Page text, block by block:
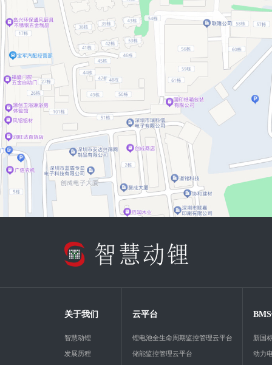
关于我们
智慧动锂
发展历程
云平台
锂电池全生命周期监控管理云平台
储能监控管理云平台
新国
动力